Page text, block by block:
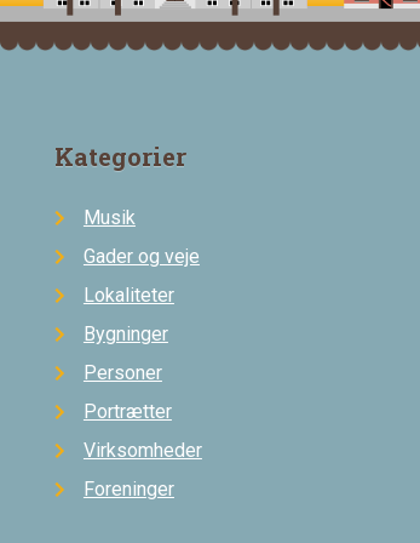
Kategorier
Musik
Gader og veje
Lokaliteter
Bygninger
Personer
Portrætter
Virksomheder
Foreninger